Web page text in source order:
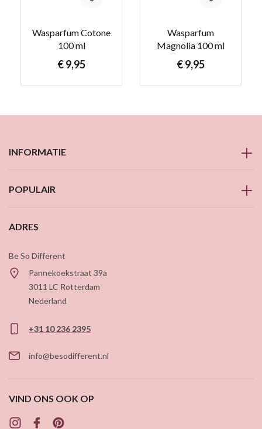
Wasparfum Cotone
100 ml
€ 9,95
Wasparfum
Magnolia 100 ml
€ 9,95
INFORMATIE
POPULAIR
ADRES
Be So Different
Pannekoekstraat 39a
3011 LC Rotterdam
Nederland
+31 10 236 2395
info@besodifferent.nl
VIND ONS OOK OP